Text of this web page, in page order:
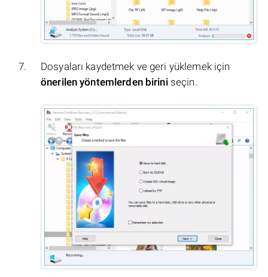
Dosyaları kaydetmek ve geri yüklemek için
önerilen yöntemlerden biriniseçin.